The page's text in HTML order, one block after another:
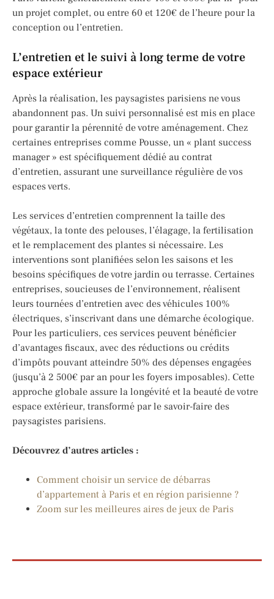
un projet complet, ou entre 60 et 120€ de l’heure pour la
conception ou l’entretien.
L’entretien et le suivi à long terme de votre
espace extérieur
Après la réalisation, les paysagistes parisiens ne vous
abandonnent pas. Un suivi personnalisé est mis en place
pour garantir la pérennité de votre aménagement. Chez
certaines entreprises comme Pousse, un « plant success
manager » est spécifiquement dédié au contrat
d’entretien, assurant une surveillance régulière de vos
espaces verts.
Les services d’entretien comprennent la taille des
végétaux, la tonte des pelouses, l’élagage, la fertilisation
et le remplacement des plantes si nécessaire. Les
interventions sont planifiées selon les saisons et les
besoins spécifiques de votre jardin ou terrasse. Certaines
entreprises, soucieuses de l’environnement, réalisent
leurs tournées d’entretien avec des véhicules 100%
électriques, s’inscrivant dans une démarche écologique.
Pour les particuliers, ces services peuvent bénéficier
d’avantages fiscaux, avec des réductions ou crédits
d’impôts pouvant atteindre 50% des dépenses engagées
(jusqu’à 2 500€ par an pour les foyers imposables). Cette
approche globale assure la longévité et la beauté de votre
espace extérieur, transformé par le savoir-faire des
paysagistes parisiens.
Découvrez d’autres articles :
Comment choisir un service de débarras
d’appartement à Paris et en région parisienne ?
Zoom sur les meilleures aires de jeux de Paris